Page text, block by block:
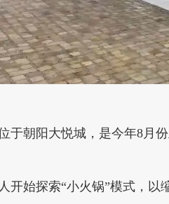
于朝阳大悦城，是今年8月
开始探索“小火锅”模式，